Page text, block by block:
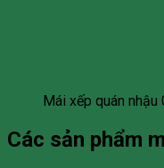
Mái xếp quán nhậu
Các sản phẩm